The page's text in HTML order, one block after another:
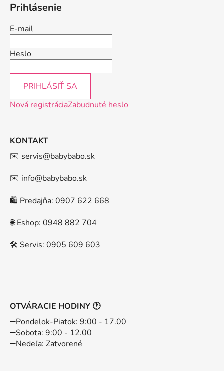
Prihlásenie
E-mail
Heslo
PRIHLÁSIŤ SA
Nová registráciaZabudnuté heslo
KONTAKT
✉️ servis@babybabo.sk
✉️ info@babybabo.sk
🛍️ Predajňa: 0907 622 668
🌐 Eshop: 0948 882 704
🛠️ Servis: 0905 609 603
OTVÁRACIE HODINY 🕐
➖️Pondelok-Piatok: 9:00 - 17.00
➖️Sobota: 9:00 - 12.00
➖️Nedeľa: Zatvorené